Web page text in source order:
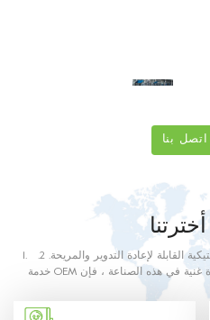
اتصل بنا
1. نحن متخصصون في إنتاج التعبئة البلاستيكية القابلة لإعادة التدوير والمريحة. 2.
خدمة OEM المتفوقة مصممة لتدهشك. 3. مع خبرة غنية في هذه الصناعة ، فإن
مع متطلبات الاتصال الغذائي على النحو